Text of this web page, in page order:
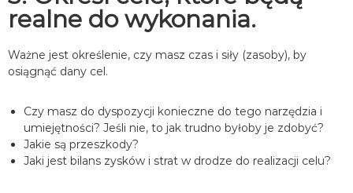
realne do wykonania.
Ważne jest określenie, czy masz czas i siły (zasoby), by
osiągnąć dany cel.
Czy masz do dyspozycji konieczne do tego narzędzia i
umiejętności? Jeśli nie, to jak trudno byłoby je zdobyć?
Jakie są przeszkody?
Jaki jest bilans zysków i strat w drodze do realizacji celu?